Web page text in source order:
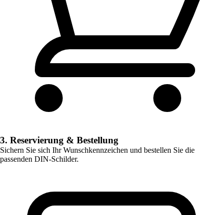
3. Reservierung & Bestellung
Sichern Sie sich Ihr Wunschkennzeichen und bestellen Sie die
passenden DIN-Schilder.